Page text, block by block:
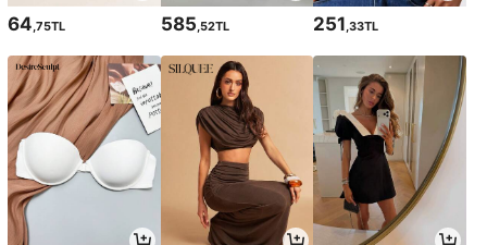
64,75TL 585,52TL 251,33TL